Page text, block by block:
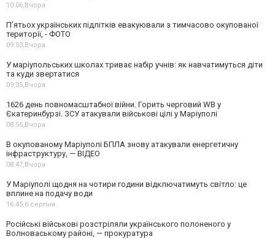
10:06,Вчора
П’ятьох українських підлітків евакуювали з тимчасово окупованої
території, - ФОТО
09:53,Вчора
У маріупольських школах триває набір учнів: як навчатимуться діти
та куди звертатися
09:35,Вчора
1626 день повномасштабної війни. Горить черговий WB у
Єкатеринбурзі. ЗСУ атакували військові цілі у Маріуполі
08:55,Вчора
В окупованому Маріуполі БПЛА знову атакували енергетичну
інфраструктуру, — ВІДЕО
08:47,Вчора
У Маріуполі щодня на чотири години відключатимуть світло: це
вплине на подачу води
16:45,6 серпня
Російські військові розстріляли українського полоненого у
Волноваському районі, — прокуратура